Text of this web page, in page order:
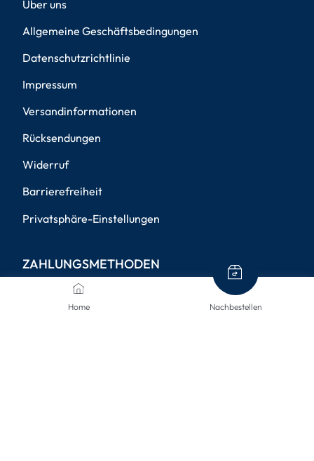
Home Nachbestellen
Über uns
Allgemeine Geschäftsbedingungen
Datenschutzrichtlinie
Impressum
Versandinformationen
Rücksendungen
Widerruf
Barrierefreiheit
Privatsphäre-Einstellungen
ZAHLUNGSMETHODEN